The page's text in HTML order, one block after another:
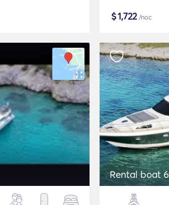
$1,722/noc
Rental boat